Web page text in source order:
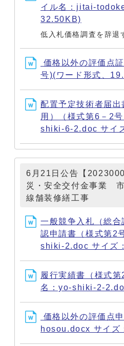
イル名：jitai-
32.50KB)
低入札価格調査を辞退
価格以外の評価点
号)(ワード形式、
配置予定技術者届
用）（様式第6－2
shiki-6-2.doc サイ
6月21日公告【
災・安全交付金事業
線舗装修繕工事
一般競争入札（総
認申請書（様式第2
shiki-2.doc サイズ
履行実績書（様式
名：yo-shiki-2-
価格以外の評価点
hosou.docx サイズ